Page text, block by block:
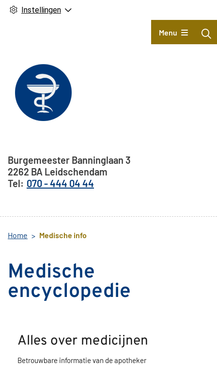
Instellingen
Hoofdmenu
Menu
Adresgegevens
Burgemeester Banninglaan 3
2262 BA Leidschendam
070 - 444 04 44
Home Medische info
Medische
encyclopedie
Alles over medicijnen
Betrouwbare informatie van de apotheker